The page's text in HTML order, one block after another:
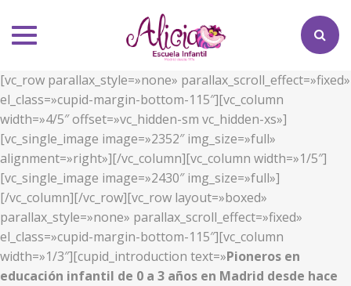
Toggle
[vc_row parallax_style=»none» parallax_scroll_effect=»fixed»
el_class=»cupid-margin-bottom-115″][vc_column
width=»4/5″ offset=»vc_hidden-sm vc_hidden-xs»]
[vc_single_image image=»2352″ img_size=»full»
alignment=»right»][/vc_column][vc_column width=»1/5″]
[vc_single_image image=»2430″ img_size=»full»]
[/vc_column][/vc_row][vc_row layout=»boxed»
parallax_style=»none» parallax_scroll_effect=»fixed»
el_class=»cupid-margin-bottom-115″][vc_column
width=»1/3″][cupid_introduction text=»Pioneros en
educación infantil de 0 a 3 años en Madrid desde hace